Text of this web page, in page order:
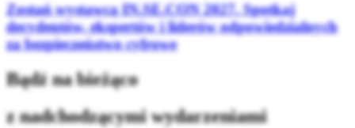
Zostań wystawcą IN.SE.CON 2027. Spotkaj
decydentów, ekspertów i liderów odpowiedzialnych
za bezpieczeństwo cyfrowe
Bądź na bieżąco
z nadchodzącymi wydarzeniami